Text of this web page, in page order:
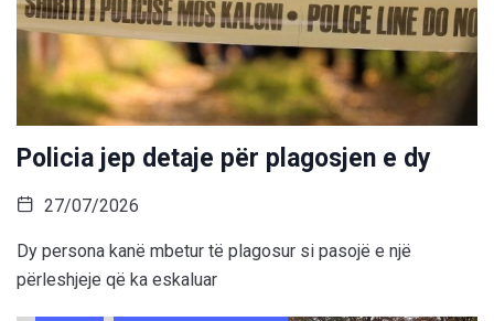
Policia jep detaje për plagosjen e dy
27/07/2026
Dy persona kanë mbetur të plagosur si pasojë e një
përleshjeje që ka eskaluar